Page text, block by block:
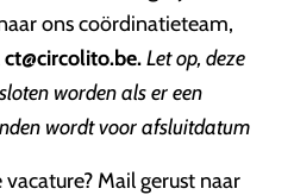
ons coördinatieteam,
ct@circolito.be.Let op, deze
worden als er een
wordt voor afsluitdatum
Mail gerust naar